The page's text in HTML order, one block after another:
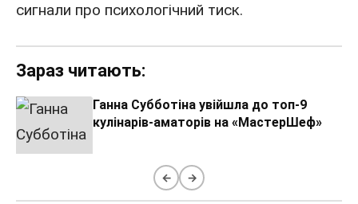
сигнали про психологічний тиск.
Зараз читають:
Ганна Субботіна увійшла до топ-9
кулінарів-аматорів на «МастерШеф»
← →